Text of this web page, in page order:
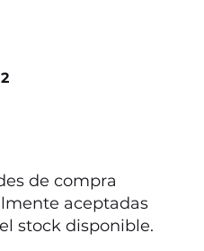
de compra
aceptadas
stock disponible.